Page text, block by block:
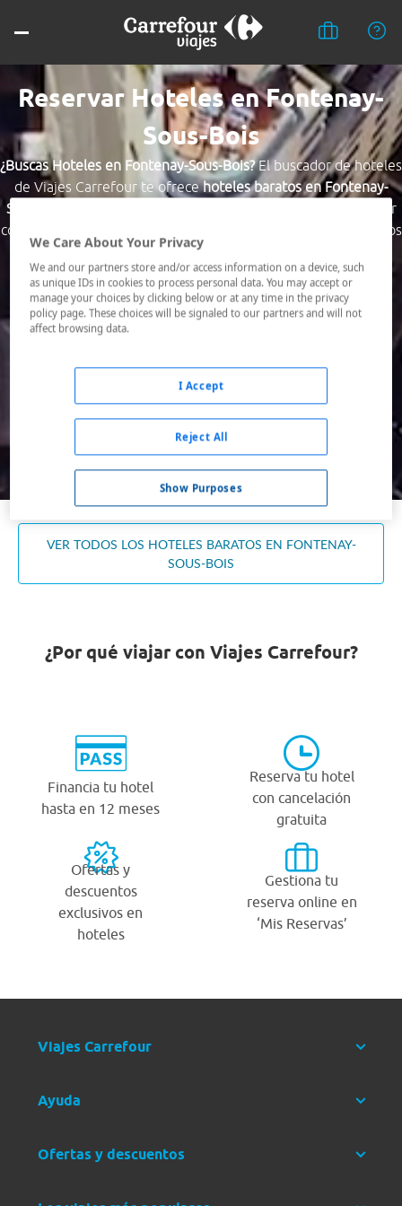
Reservar Hoteles en Fontenay-
Sous-Bois
¿Buscas Hoteles en Fontenay-Sous-Bois?El buscador de hoteles
de Viajes Carrefour te ofrecehoteles baratos en Fontenay-
Sous-Bois
a los mejores precios. Hoteles céntricos o los mejor
comunicados, el hotel que busques nosotros te lo encontramos
al mejor precio.
Destino *
Ocupación *
Buscar
VER TODOS LOS HOTELES BARATOS EN FONTENAY-
SOUS-BOIS
¿Por qué viajar con Viajes Carrefour?
Financia tu hotel
hasta en 12 meses
Reserva tu hotel
con cancelación
gratuita
Ofertas y
descuentos
exclusivos en
hoteles
Gestiona tu
reserva online en
‘Mis Reservas’
Viajes Carrefour
Ayuda
Ofertas y descuentos
We Care About Your Privacy
We and our partners store and/or access information on a device, such
as unique IDs in cookies to process personal data. You may accept or
manage your choices by clicking below or at any time in the privacy
policy page. These choices will be signaled to our partners and will not
affect browsing data.
Show Purposes
Reject All
I Accept